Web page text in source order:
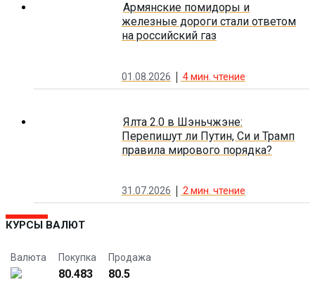
Армянские помидоры и
железные дороги стали ответом
на российский газ
01.08.2026 4мин. чтение
Ялта 2.0 в Шэньчжэне:
Перепишут ли Путин, Си и Трамп
правила мирового порядка?
31.07.2026 2мин. чтение
КУРСЫ ВАЛЮТ
Валюта Покупка Продажа
80.483
80.5